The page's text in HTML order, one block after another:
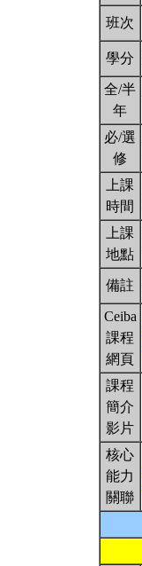
班次
學分
全/半
年
必/選
修
上課
時間
上課
地點
備註
Ceiba
課程
網頁
課程
簡介
影片
核心
能力
關聯